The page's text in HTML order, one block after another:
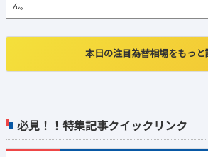
必見！！特集記事クイックリンク
ん。
本日の注目為替相場をもっと